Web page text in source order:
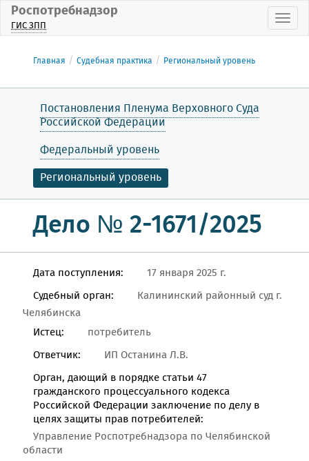
Роспотребнадзор
ГИС ЗПП
Главная Судебная практика Региональный уровень
Постановления Пленума Верховного Суда
Российской Федерации
Федеральный уровень
Региональный уровень
Дело № 2-1671/2025
Дата поступления:
17 января 2025 г.
Судебный орган:
Калининский районный суд г.
Челябинска
Истец:
потребитель
Ответчик:
ИП Останина Л.В.
Орган, дающий в порядке статьи 47
гражданского процессуального кодекса
Российской Федерации заключение по делу в
целях защиты прав потребителей:
Управление Роспотребнадзора по Челябинской
области